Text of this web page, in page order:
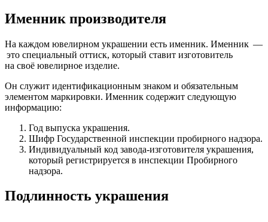
Именник производителя
На каждом ювелирном украшении есть именник. Именник —
это специальный оттиск, который ставит изготовитель
на своё ювелирное изделие.
Он служит идентификационным знаком и обязательным
элементом маркировки. Именник содержит следующую
информацию:
Год выпуска украшения.
Шифр Государственной инспекции пробирного надзора.
Индивидуальный код завода-изготовителя украшения,
который регистрируется в инспекции Пробирного
надзора.
Подлинность украшения